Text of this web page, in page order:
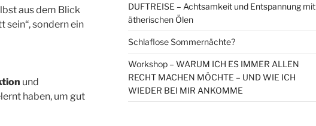
aus dem Blick
sein“, sondern ein
und
haben, um gut
DUFTREISE – Achtsamkeit und Entspannung mit
ätherischen Ölen
Schlaflose Sommernächte?
Workshop – WARUM ICH ES IMMER ALLEN
RECHT MACHEN MÖCHTE – UND WIE ICH
WIEDER BEI MIR ANKOMME